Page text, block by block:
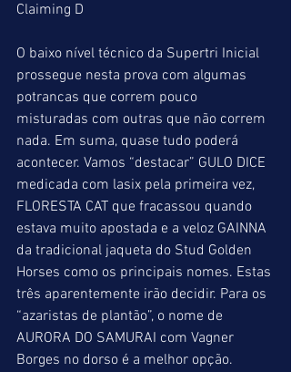
Claiming D
O baixo nível técnico da Supertri Inicial
prossegue nesta prova com algumas
potrancas que correm pouco
misturadas com outras que não correm
nada. Em suma, quase tudo poderá
acontecer. Vamos “destacar” GULO DICE
medicada com lasix pela primeira vez,
FLORESTA CAT que fracassou quando
estava muito apostada e a veloz GAINNA
da tradicional jaqueta do Stud Golden
Horses como os principais nomes. Estas
três aparentemente irão decidir. Para os
“azaristas de plantão”, o nome de
AURORA DO SAMURAI com Vagner
Borges no dorso é a melhor opção.